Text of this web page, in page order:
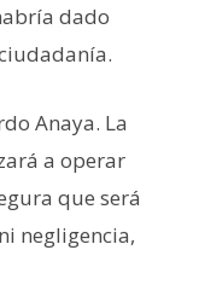
dado
Anaya. La
a operar
que será
negligencia,